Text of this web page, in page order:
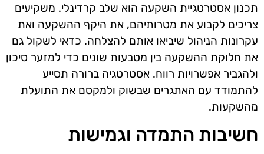
תכנון אסטרטגיית השקעה הוא שלב קרדינלי. משקיעים
צריכים לקבוע את מטרותיהם, את היקף ההשקעה ואת
עקרונות הניהול שיביאו אותם להצלחה. כדאי לשקול גם
את חלוקת ההשקעה בין מטבעות שונים כדי למזער סיכון
ולהגביר אפשרויות רווח. אסטרטגיה ברורה תסייע
להתמודד עם האתגרים שבשוק ולמקסם את התועלת
מהשקעות.
חשיבות התמדה וגמישות